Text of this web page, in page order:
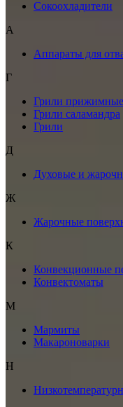
Сокоохладители
А
Аппараты для
Г
Грили прижимные
Грили саламандра
Грили
Д
Духовые и
Ж
Жарочные
К
Конвекционные
Конвектоматы
М
Мармиты
Макароноварки
Н